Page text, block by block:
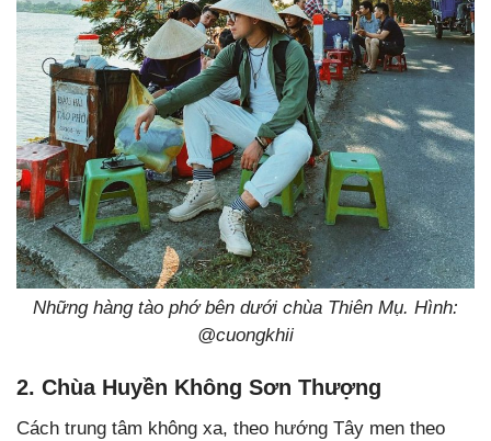
Những hàng tào phớ bên dưới chùa Thiên Mụ. Hình:
@cuongkhii
2. Chùa Huyền Không Sơn Thượng
Cách trung tâm không xa, theo hướng Tây men theo